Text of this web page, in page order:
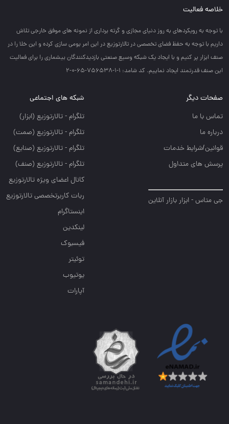
خلاصه فعالیت
با توجه به رويكردهاي به روز دنياي مجازي و گرته برداري از نمونه هاي موفق خارجي تلاش
داريم با توجه به حفظ فضاي تخصصي در تالارتوزيع در اين امر بومي سازي كرده و اين خلا را در
صنف ابزار پر كنيم و با ايجاد يك شبكه وسيع صنعتي بازديدكنندگان بيشماري را براي فعاليت
اين صنف قدرتمند ايجاد نماييم. کد شامد: 1-1-756538-65-0-2
صفحات دیگر
تماس با ما
درباره ما
قوانین/شرایط خدمات
پرسش های متداول
جی متاس - ابزار بازار آنلاین
شبکه های اجتماعی
تلگرام - تالارتوزيع (ابزار)
تلگرام - تالارتوزيع (صمت)
تلگرام - تالارتوزيع (صنايع)
تلگرام - تالارتوزیع (صنف)
کانال اعضای ویژه تالارتوزیع
ربات کاربرتخصصی تالارتوزیع
اینستاگرام
لینکدین
فیسبوک
توئیتر
یوتیوب
آپارات